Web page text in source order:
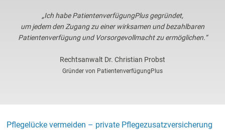
„Ich habe PatientenverfügungPlus gegründet,
um jedem den Zugang zu einer wirksamen und bezahlbaren
Patientenverfügung und Vorsorgevollmacht zu ermöglichen.“
Rechtsanwalt Dr. Christian Probst
Gründer von PatientenverfügungPlus
Pflegelücke vermeiden – private Pflegezusatzversicherung